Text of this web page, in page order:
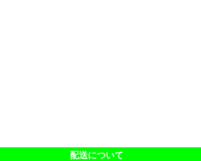
配送について